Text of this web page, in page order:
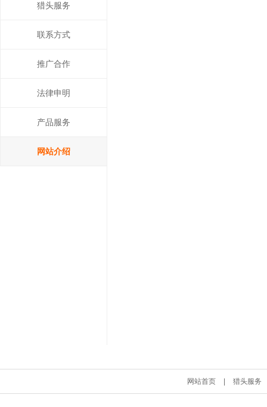
猎头服务
联系方式
推广合作
法律申明
产品服务
网站介绍
网站首页 猎头服务